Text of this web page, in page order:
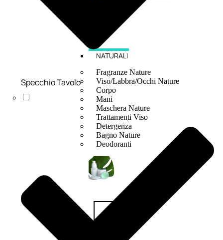
NATURALI
Fragranze Nature
Viso/Labbra/Occhi Nature
Corpo
Mani
Maschera Nature
Trattamenti Viso
Detergenza
Bagno Nature
Deodoranti
Profumi
Specchio Tavolo